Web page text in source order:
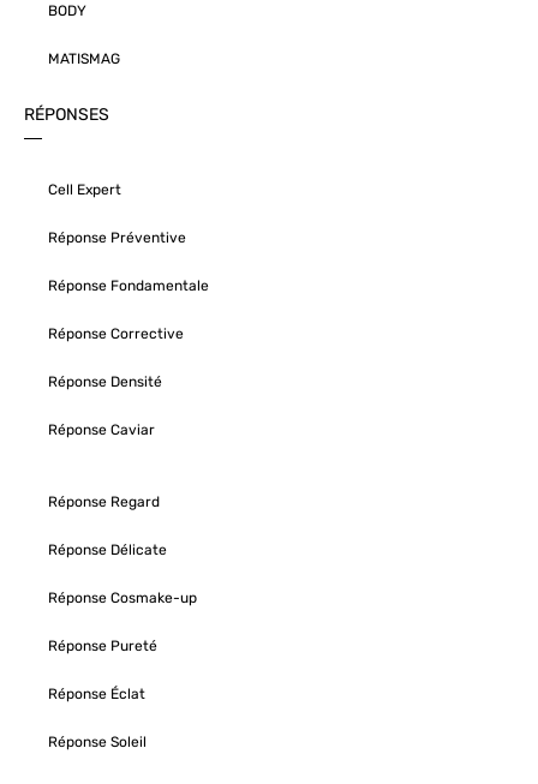
BODY
MATISMAG
RÉPONSES
Cell Expert
Réponse Préventive
Réponse Fondamentale
Réponse Corrective
Réponse Densité
Réponse Caviar
Réponse Regard
Réponse Délicate
Réponse Cosmake-up
Réponse Pureté
Réponse Éclat
Réponse Soleil